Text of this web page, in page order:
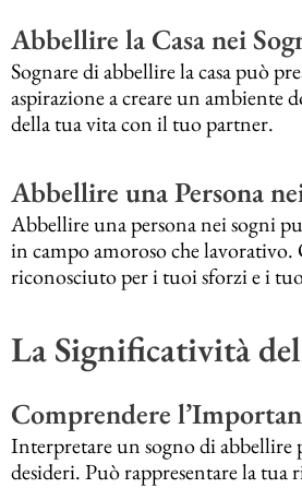
Abbellire la Casa nei
Sognare di abbellire la casa può
aspirazione a creare un ambiente
della tua vita con il tuo partner.
Abbellire una Persona
Abbellire una persona nei sogni
in campo amoroso che lavorativo.
riconosciuto per i tuoi sforzi e i
La Significatività
Comprendere
Interpretare un sogno di
desideri. Può rappresentare la tua